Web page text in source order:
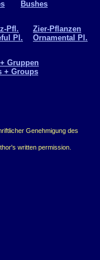
Bushes
Pfl.
Pl.
Zier-Pflanzen
Ornamental Pl.
Gruppen
+ Groups
Genehmigung des
written permission.